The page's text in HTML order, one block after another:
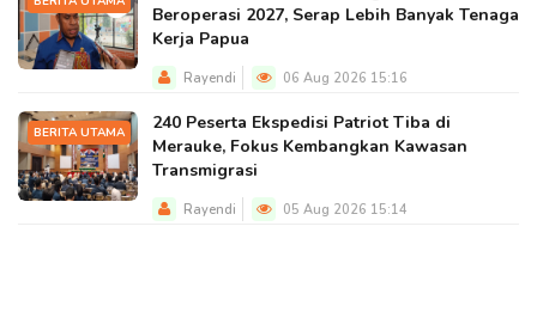
Beroperasi 2027, Serap Lebih Banyak Tenaga
Kerja Papua
Rayendi 06 Aug 2026 15:16
BERITA UTAMA
240 Peserta Ekspedisi Patriot Tiba di
Merauke, Fokus Kembangkan Kawasan
Transmigrasi
Rayendi 05 Aug 2026 15:14